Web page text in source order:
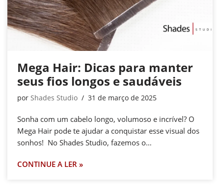
Mega Hair: Dicas para manter
seus fios longos e saudáveis
por Shades Studio 31 de março de 2025
Sonha com um cabelo longo, volumoso e incrível? O
Mega Hair pode te ajudar a conquistar esse visual dos
sonhos! No Shades Studio, fazemos o…
CONTINUE A LER »